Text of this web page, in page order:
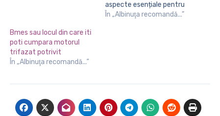
aspecte esențiale pentru
menținerea performanței
auto: 1. Plăcuțele de Frână
În „Albinuţa recomandă...”
Bmes sau locul din care iti
poti cumpara motorul
trifazat potrivit
În „Albinuţa recomandă...”